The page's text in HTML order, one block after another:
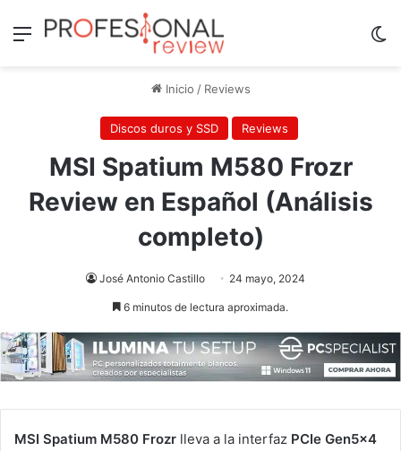
Menú
Inicio / Reviews
Discos duros y SSD Reviews
MSI Spatium M580 Frozr
Review en Español (Análisis
completo)
José Antonio Castillo 24 mayo, 2024
6 minutos de lectura aproximada.
MSI Spatium M580 Frozr lleva a la interfaz PCIe Gen5x4